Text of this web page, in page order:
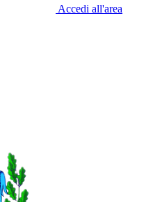
Accedi all'area